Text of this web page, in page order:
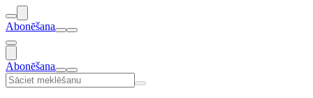
Abonēšana
Abonēšana